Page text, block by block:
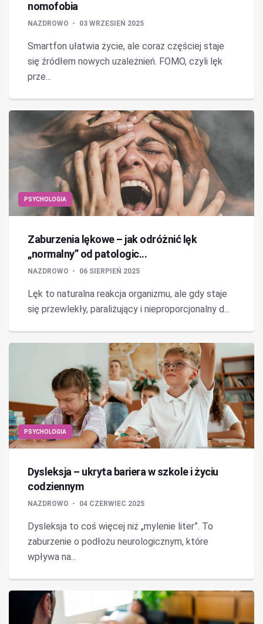
nomofobia
NAZDROWO 03 WRZESIEŃ 2025
Smartfon ułatwia życie, ale coraz częściej staje
się źródłem nowych uzależnień. FOMO, czyli lęk
prze...
PSYCHOLOGIA
Zaburzenia lękowe – jak odróżnić lęk
„normalny” od patologic...
NAZDROWO 06 SIERPIEŃ 2025
Lęk to naturalna reakcja organizmu, ale gdy staje
się przewlekły, paraliżujący i nieproporcjonalny d...
PSYCHOLOGIA
Dysleksja – ukryta bariera w szkole i życiu
codziennym
NAZDROWO 04 CZERWIEC 2025
Dysleksja to coś więcej niż „mylenie liter”. To
zaburzenie o podłożu neurologicznym, które
wpływa na...